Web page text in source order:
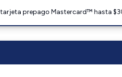
prepago Mastercard™ hasta